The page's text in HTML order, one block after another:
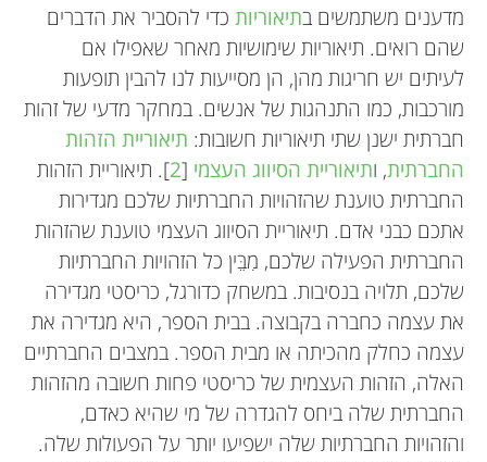
מדענים משתמשים בתיאוריותכדי להסביר את הדברים
שהם רואים. תיאוריות שימושיות מאחר שאפילו אם
לעיתים יש חריגות מהן, הן מסייעות לנו להבין תופעות
מורכבות, כמו התנהגות של אנשים. במחקר מדעי של זהות
חברתית ישנן שתי תיאוריות חשובות: תיאוריית הזהות
החברתית, ותיאוריית הסיווג העצמי [
2]. תיאוריית הזהות
החברתית טוענת שהזהויות החברתיות שלכם מגדירות
אתכם כבני אדם. תיאוריית הסיווג העצמי טוענת שהזהות
החברתית הפעילה שלכם, מִבֵּין כל הזהויות החברתיות
שלכם, תלויה בנסיבות. במשחק כדורגל, כריסטי מגדירה
את עצמה כחברה בקבוצה. בבית הספר, היא מגדירה את
עצמה כחלק מהכיתה או מבית הספר. במצבים החברתיים
האלה, הזהות העצמית של כריסטי פחות חשובה מהזהות
החברתית שלה ביחס להגדרה של מי שהיא כאדם,
והזהויות החברתיות שלה ישפיעו יותר על הפעולות שלה.